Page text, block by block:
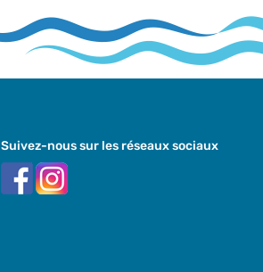
Suivez-nous sur les réseaux sociaux